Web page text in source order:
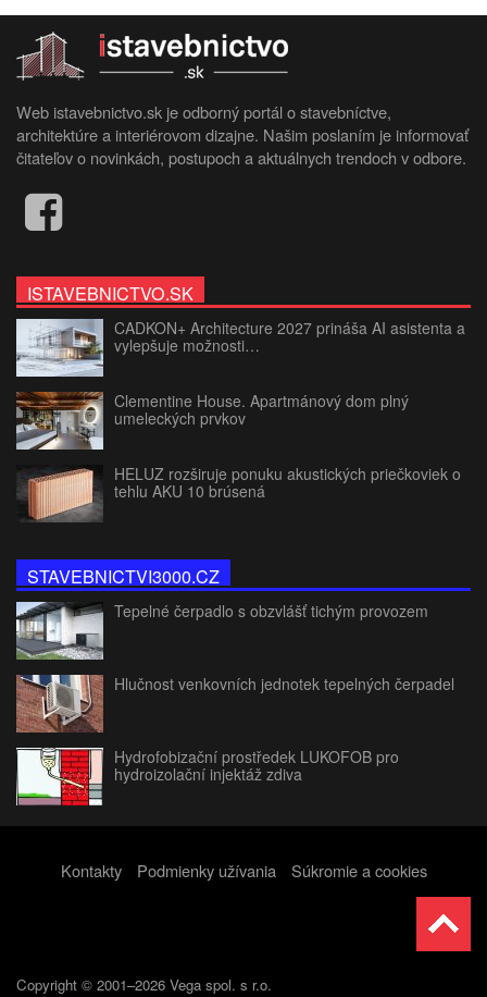
Web istavebnictvo.sk je odborný portál o stavebníctve,
architektúre a interiérovom dizajne. Našim poslaním je informovať
čitateľov o novinkách, postupoch a aktuálnych trendoch v odbore.
ISTAVEBNICTVO.SK
CADKON+ Architecture 2027 prináša AI asistenta a
vylepšuje možnosti…
Clementine House. Apartmánový dom plný
umeleckých prvkov
HELUZ rozširuje ponuku akustických priečkoviek o
tehlu AKU 10 brúsená
STAVEBNICTVI3000.CZ
Tepelné čerpadlo s obzvlášť tichým provozem
Hlučnost venkovních jednotek tepelných čerpadel
Hydrofobizační prostředek LUKOFOB pro
hydroizolační injektáž zdiva
Kontakty Podmienky užívania Súkromie a cookies
Copyright © 2001–2026 Vega spol. s r.o.